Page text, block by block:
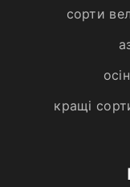
сорти
кращі